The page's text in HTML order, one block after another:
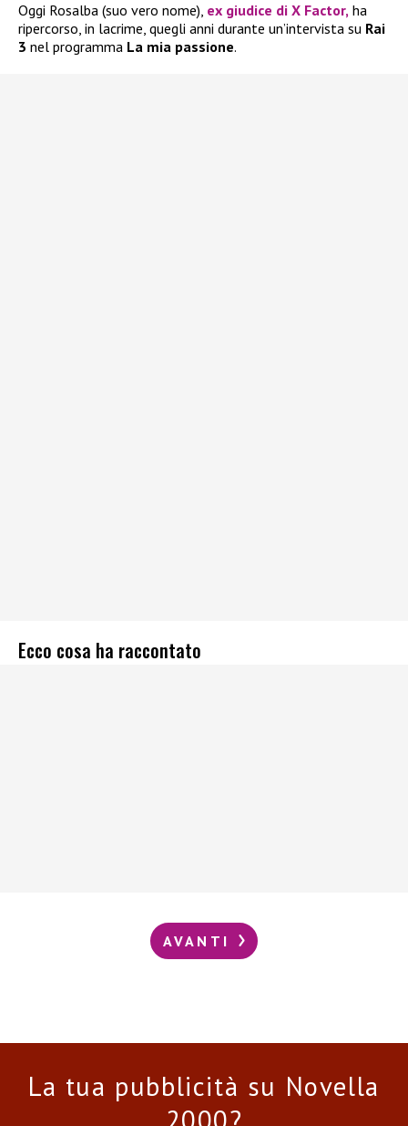
Oggi Rosalba (suo vero nome), ex giudice di X Factor, ha
ripercorso, in lacrime, quegli anni durante un’intervista su Rai
3 nel programma La mia passione.
Ecco cosa ha raccontato
AVANTI
La tua pubblicità su Novella